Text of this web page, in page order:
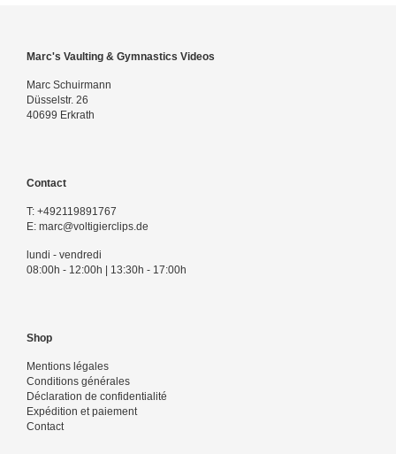
Marc's Vaulting & Gymnastics Videos
Marc Schuirmann
Düsselstr. 26
40699 Erkrath
Contact
T: +492119891767
E: marc@voltigierclips.de
lundi - vendredi
08:00h - 12:00h | 13:30h - 17:00h
Shop
Mentions légales
Conditions générales
Déclaration de confidentialité
Expédition et paiement
Contact